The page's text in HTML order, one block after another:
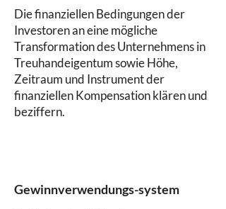
Die finanziellen Bedingungen der
Investoren an eine mögliche
Transformation des Unternehmens in
Treuhandeigentum sowie Höhe,
Zeitraum und Instrument der
finanziellen Kompensation klären und
beziffern.
Gewinnverwendungs-system